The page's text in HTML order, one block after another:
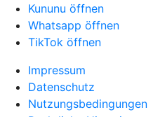
Kununu öffnen
Whatsapp öffnen
TikTok öffnen
Impressum
Datenschutz
Nutzungsbedingungen